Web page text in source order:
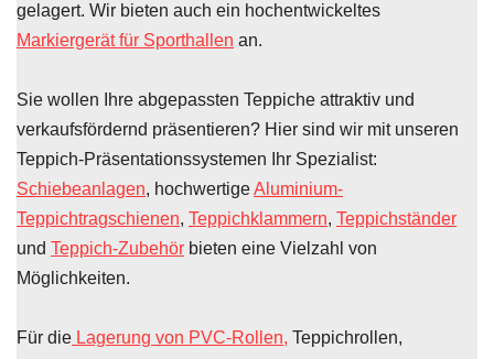
gelagert. Wir bieten auch ein hochentwickeltes
Markiergerät für Sporthallen an.
Sie wollen Ihre abgepassten Teppiche attraktiv und
verkaufsfördernd präsentieren? Hier sind wir mit unseren
Teppich-Präsentationssystemen Ihr Spezialist:
Schiebeanlagen, hochwertigeAluminium-
Teppichtragschienen, Teppichklammern, Teppichständer
und Teppich-Zubehör bieten eine Vielzahl von
Möglichkeiten.
Für die Lagerung von PVC-Rollen, Teppichrollen,